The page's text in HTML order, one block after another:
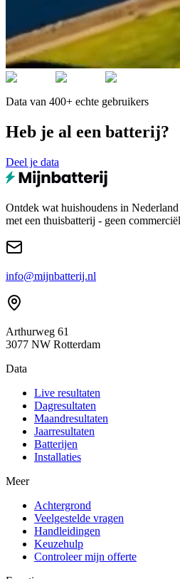
Data van 400+ echte gebruikers
Heb je al een batterij?
Deel je data
Ontdek wat huishoudens in
met een thuisbatterij - geen
info@mijnbatterij.nl
Arthurweg 61
3077 NW Rotterdam
Data
Live resultaten
Dagresultaten
Maandresultaten
Jaarresultaten
Batterijen
Installaties
Meer
Achtergrond
Veelgestelde vragen
Handleidingen
Keuzehulp
Controleer mijn offerte